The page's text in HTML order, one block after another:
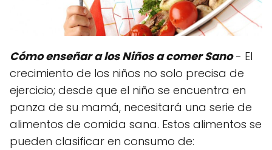
Cómo enseñar a los Niños a comer Sano- El
crecimiento de los niños no solo precisa de
ejercicio; desde que el niño se encuentra en
panza de su mamá, necesitará una serie de
alimentos de comida sana. Estos alimentos se
pueden clasificar en consumo de: